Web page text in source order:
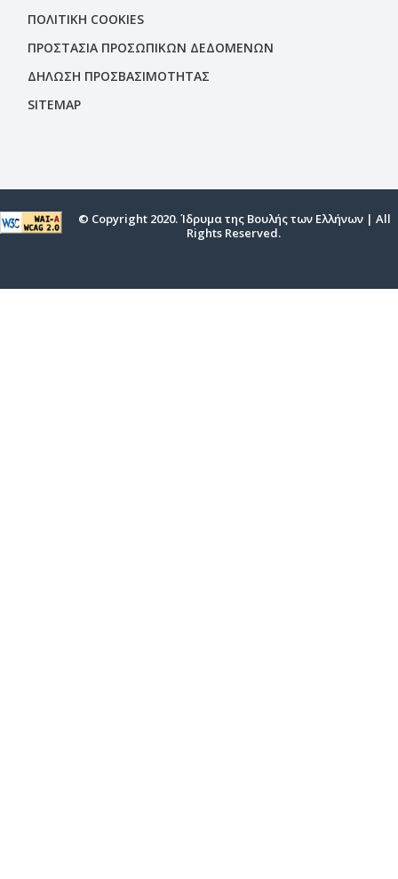
ΠΟΛΙΤΙΚΗ COOKIES
ΠΡΟΣΤΑΣΙΑ ΠΡΟΣΩΠΙΚΩΝ ΔΕΔΟΜΕΝΩΝ
ΔΗΛΩΣΗ ΠΡΟΣΒΑΣΙΜΟΤΗΤΑΣ
SITEMAP
© Copyright 2020. Ίδρυμα της Βουλής των Ελλήνων | All
Rights Reserved.